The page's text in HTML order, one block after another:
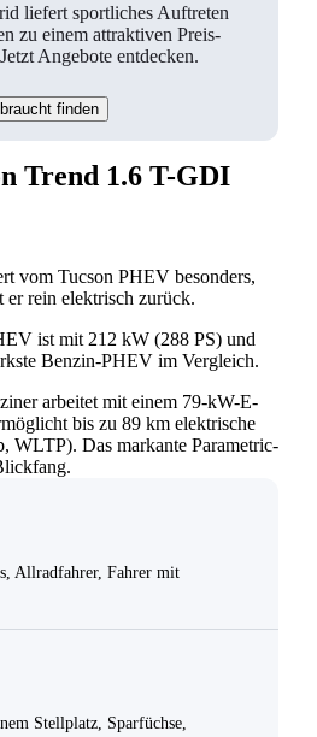
liefert sportliches Auftreten
zu einem attraktiven Preis-
Angebote entdecken.
finden
Trend 1.6 T-GDI
vom Tucson PHEV besonders,
er rein elektrisch zurück.
ist mit 212 kW (288 PS) und
Benzin-PHEV im Vergleich.
arbeitet mit einem 79-kW-E-
bis zu 89 km elektrische
WLTP). Das markante Parametric-
Allradfahrer, Fahrer mit
Stellplatz, Sparfüchse,